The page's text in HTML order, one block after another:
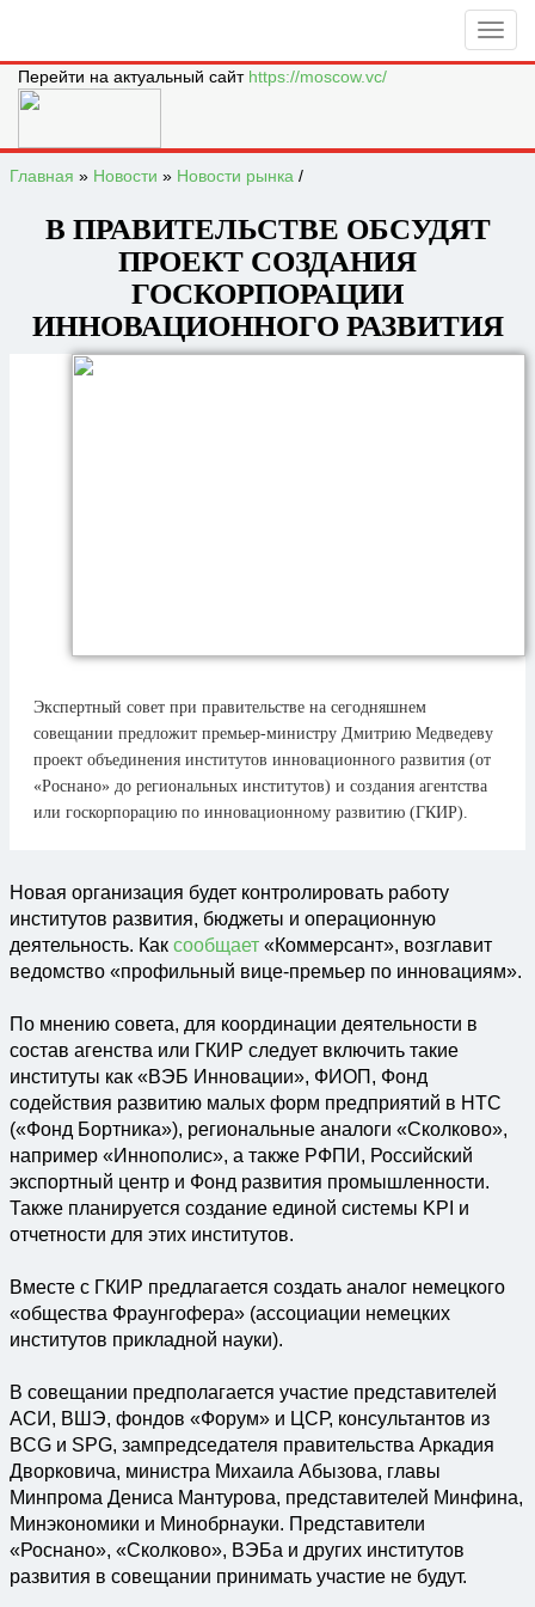
Перейти на актуальный сайт https://moscow.vc/
Главная » Новости » Новости рынка /
В ПРАВИТЕЛЬСТВЕ ОБСУДЯТ
ПРОЕКТ СОЗДАНИЯ
ГОСКОРПОРАЦИИ
ИННОВАЦИОННОГО РАЗВИТИЯ
Экспертный совет при правительстве на сегодняшнем
совещании предложит премьер-министру Дмитрию Медведеву
проект объединения институтов инновационного развития (от
«Роснано» до региональных институтов) и создания агентства
или госкорпорацию по инновационному развитию (ГКИР).
Новая организация будет контролировать работу
институтов развития, бюджеты и операционную
деятельность. Как сообщает «Коммерсант», возглавит
ведомство «профильный вице-премьер по инновациям».
По мнению совета, для координации деятельности в
состав агенства или ГКИР следует включить такие
институты как «ВЭБ Инновации», ФИОП, Фонд
содействия развитию малых форм предприятий в НТС
(«Фонд Бортника»), региональные аналоги «Сколково»,
например «Иннополис», а также РФПИ, Российский
экспортный центр и Фонд развития промышленности.
Также планируется создание единой системы KPI и
отчетности для этих институтов.
Вместе с ГКИР предлагается создать аналог немецкого
«общества Фраунгофера» (ассоциации немецких
институтов прикладной науки).
В совещании предполагается участие представителей
АСИ, ВШЭ, фондов «Форум» и ЦСР, консультантов из
BCG и SPG, зампредседателя правительства Аркадия
Дворковича, министра Михаила Абызова, главы
Минпрома Дениса Мантурова, представителей Минфина,
Минэкономики и Минобрнауки. Представители
«Роснано», «Сколково», ВЭБа и других институтов
развития в совещании принимать участие не будут.